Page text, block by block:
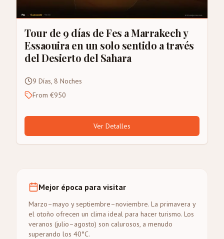
Tour de 9 días de Fes a Marrakech y
Essaouira en un solo sentido a través
del Desierto del Sahara
9 Días, 8 Noches
From €950
Ver Detalles
Mejor época para visitar
Marzo–mayo y septiembre–noviembre. La primavera y
el otoño ofrecen un clima ideal para hacer turismo. Los
veranos (julio–agosto) son calurosos, a menudo
superando los 40°C.